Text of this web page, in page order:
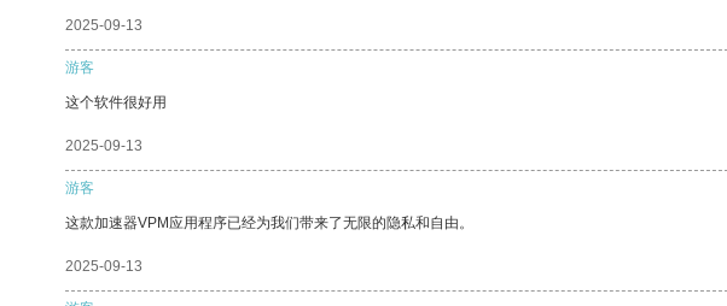
2025-09-13
游客
这个软件很好用
2025-09-13
游客
这款加速器VPM应用程序已经为我们带来了无限的隐私和自由。
2025-09-13